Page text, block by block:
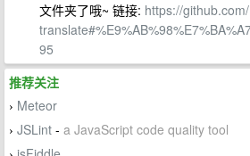
文件夹了哦~ 链接: https://
95
推荐关注
› Meteor
› JSLint - a JavaScript code quality tool